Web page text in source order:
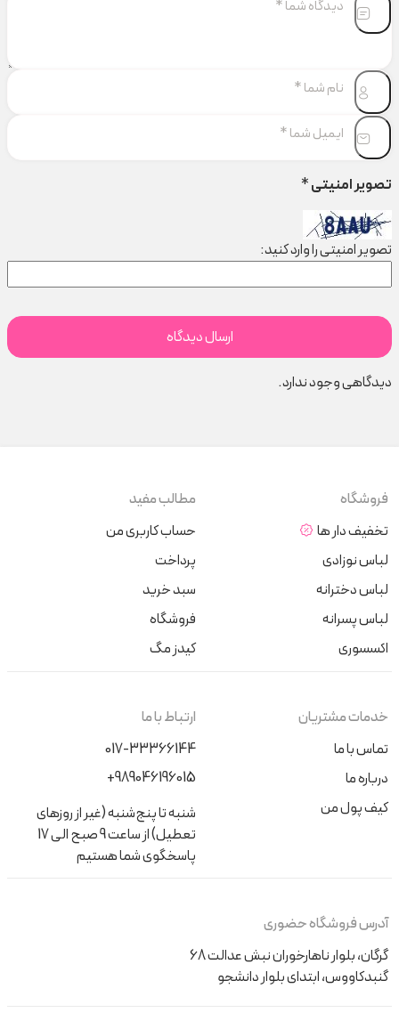
تصویر امنیتی*
تصویر امنیتی را وارد کنید:
دیدگاهی وجود ندارد.
فروشگاه
تخفیف دار ها
لباس نوزادی
لباس دخترانه
لباس پسرانه
اکسسوری
مطالب مفید
حساب کاربری من
پرداخت
سبد خرید
فروشگاه
کیدز مگ
خدمات مشتریان
تماس با ما
درباره ما
کیف پول من
ارتباط با ما
017-33366144
+989046196015
شنبه تا پنج‌شنبه (غیر از روزهای
تعطیل) از ساعت 9 صبح الی 17
پاسخگوی شما هستیم
آدرس فروشگاه حضوری
گرگان، بلوار ناهارخوران نبش عدالت 68
گنبدکاووس، ابتدای بلوار دانشجو